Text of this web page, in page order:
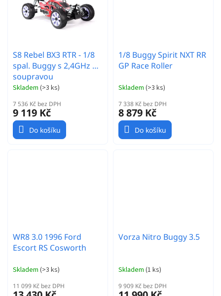
S8 Rebel BX3 RTR - 1/8
spal. Buggy s 2,4GHz RC
soupravou
Skladem (>3 ks)
7 536 Kč bez DPH
9 119 Kč
Do košíku
1/8 Buggy Spirit NXT RR
GP Race Roller
Skladem (>3 ks)
7 338 Kč bez DPH
8 879 Kč
Do košíku
WR8 3.0 1996 Ford
Escort RS Cosworth
Skladem (>3 ks)
11 099 Kč bez DPH
Vorza Nitro Buggy 3.5
Skladem (1 ks)
9 909 Kč bez DPH